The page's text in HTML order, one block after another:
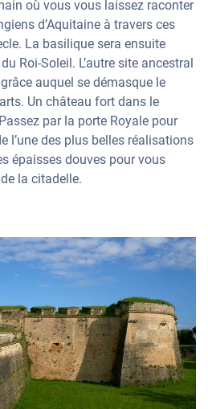
où vous vous laissez raconter
d’Aquitaine à travers ces
La basilique sera ensuite
Roi-Soleil. L’autre site ancestral
auquel se démasque le
Un château fort dans le
par la porte Royale pour
l’une des plus belles réalisations
épaisses douves pour vous
la citadelle.